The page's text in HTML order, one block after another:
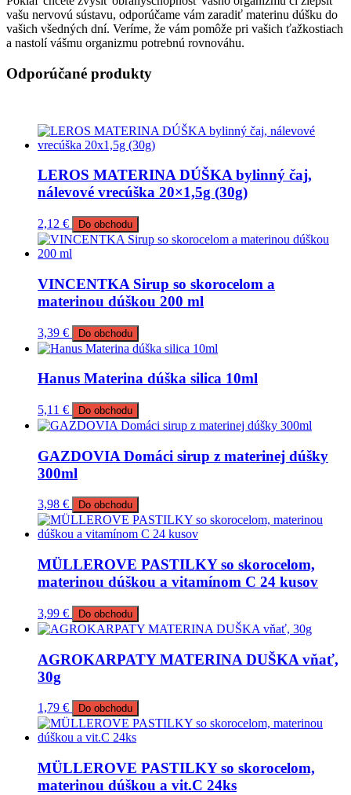
vašu nervovú sústavu, odporúčame vám zaradiť materinu dúšku do
vašich všedných dní. Veríme, že vám pomôže pri vašich ťažkostiach
a nastolí vášmu organizmu potrebnú rovnováhu.
Odporúčané produkty
LEROS MATERINA DÚŠKA bylinný čaj,
nálevové vrecúška 20×1,5g (30g)
2,12 € Do obchodu
VINCENTKA Sirup so skorocelom a
materinou dúškou 200 ml
3,39 € Do obchodu
Hanus Materina dúška silica 10ml
5,11 € Do obchodu
GAZDOVIA Domáci sirup z materinej dúšky
300ml
3,98 € Do obchodu
MÜLLEROVE PASTILKY so skorocelom,
materinou dúškou a vitamínom C 24 kusov
3,99 € Do obchodu
AGROKARPATY MATERINA DUŠKA vňať,
30g
1,79 € Do obchodu
MÜLLEROVE PASTILKY so skorocelom,
materinou dúškou a vit.C 24ks